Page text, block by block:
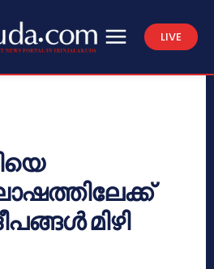
LIVE
മിഴി